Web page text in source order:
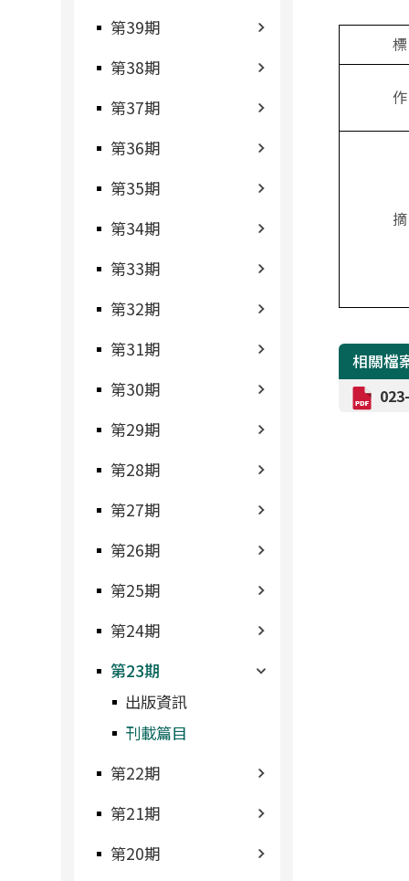
第39期
第38期
第37期
第36期
第35期
第34期
第33期
第32期
第31期
第30期
第29期
第28期
第27期
第26期
第25期
第24期
第23期
出版資訊
刊載篇目
第22期
第21期
第20期
相關檔